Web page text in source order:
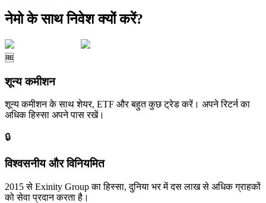
नेमो के साथ निवेश क्यों करें?
🆓
शून्य कमीशन
शून्य कमीशन के साथ शेयर, ETF और बहुत कुछ ट्रेड करें। अपने रिटर्न का
अधिक हिस्सा अपने पास रखें।
🔒
विश्वसनीय और विनियमित
2015 से Exinity Group का हिस्सा, दुनिया भर में दस लाख से अधिक ग्राहकों
को सेवा प्रदान करता है।